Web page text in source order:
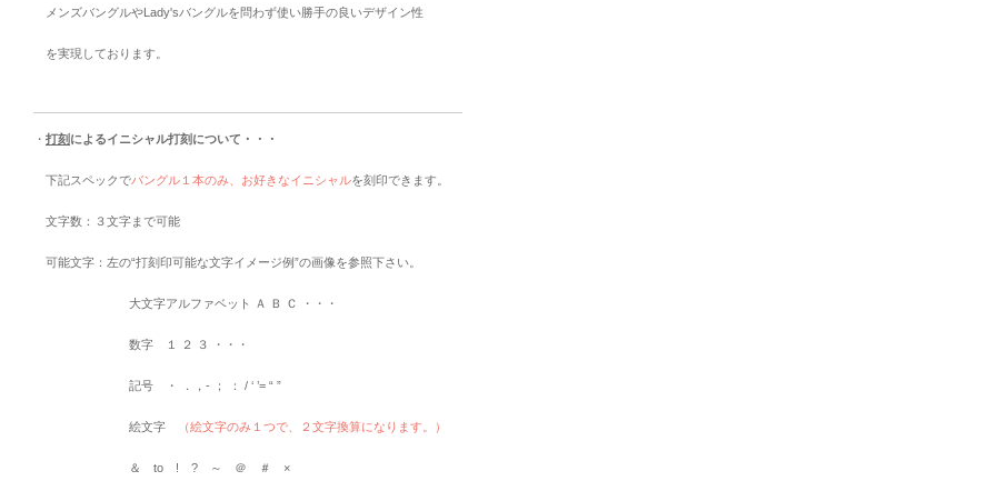
メンズバングルやLady'sバングルを問わず使い勝手の良いデザイン性
を実現しております。
・ 打刻 によるイニシャル打刻について・・・
下記スペックでバングル１本のみ、お好きなイニシャルを刻印できます。
文字数：３文字まで可能
可能文字：左の“打刻印可能な文字イメージ例”の画像を参照下さい。
大文字アルファベット Ａ Ｂ Ｃ ・・・
数字 １ ２ ３ ・・・
記号 ・ ．，- ； ： / ‘ ’= “ ”
絵文字 （絵文字のみ１つで、２文字換算になります。）
＆ to ! ? ～ ＠ ＃ ×